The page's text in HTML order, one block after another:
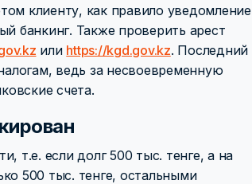
клиенту, как правило уведомление
банкинг. Также проверить арест
или https://kgd.gov.kz. Последний
ведь за несвоевременную
счета.
т.е. если долг 500 тыс. тенге, а на
500 тыс. тенге, остальными